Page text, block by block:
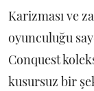
Karizması ve
oyunculuğu
Conquest
kusursuz bir